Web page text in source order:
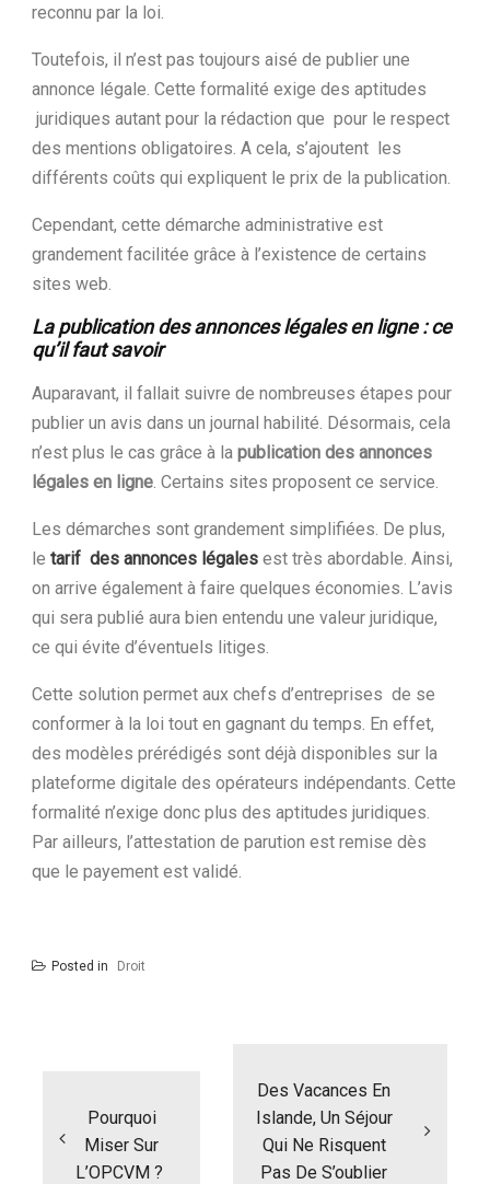
reconnu par la loi.
Toutefois, il n’est pas toujours aisé de publier une
annonce légale. Cette formalité exige des aptitudes
juridiques autant pour la rédaction que pour le respect
des mentions obligatoires. A cela, s’ajoutent les
différents coûts qui expliquent le prix de la publication.
Cependant, cette démarche administrative est
grandement facilitée grâce à l’existence de certains
sites web.
La publication des annonces légales en ligne : ce
qu’il faut savoir
Auparavant, il fallait suivre de nombreuses étapes pour
publier un avis dans un journal habilité. Désormais, cela
n’est plus le cas grâce à la publication des annonces
légales en ligne . Certains sites proposent ce service.
Les démarches sont grandement simplifiées. De plus,
le tarif des annonces légales est très abordable. Ainsi,
on arrive également à faire quelques économies. L’avis
qui sera publié aura bien entendu une valeur juridique,
ce qui évite d’éventuels litiges.
Cette solution permet aux chefs d’entreprises de se
conformer à la loi tout en gagnant du temps. En effet,
des modèles prérédigés sont déjà disponibles sur la
plateforme digitale des opérateurs indépendants. Cette
formalité n’exige donc plus des aptitudes juridiques.
Par ailleurs, l’attestation de parution est remise dès
que le payement est validé.
Posted in Droit
Pourquoi
Miser Sur
L’OPCVM ?
Des Vacances En
Islande, Un Séjour
Qui Ne Risquent
Pas De S’oublier